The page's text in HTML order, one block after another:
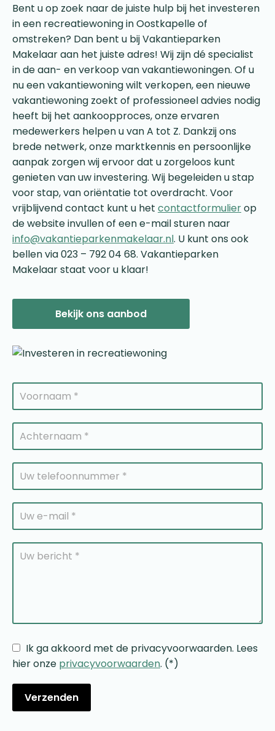
Bent u op zoek naar de juiste hulp bij het investeren
in een recreatiewoning in Oostkapelle of
omstreken? Dan bent u bij Vakantieparken
Makelaar aan het juiste adres! Wij zijn dé specialist
in de aan- en verkoop van vakantiewoningen. Of u
nu een vakantiewoning wilt verkopen, een nieuwe
vakantiewoning zoekt of professioneel advies nodig
heeft bij het aankoopproces, onze ervaren
medewerkers helpen u van A tot Z. Dankzij ons
brede netwerk, onze marktkennis en persoonlijke
aanpak zorgen wij ervoor dat u zorgeloos kunt
genieten van uw investering. Wij begeleiden u stap
voor stap, van oriëntatie tot overdracht. Voor
vrijblijvend contact kunt u het contactformulierop
de website invullen of een e-mail sturen naar
info@vakantieparkenmakelaar.nl. U kunt ons ook
bellen via 023 – 792 04 68. Vakantieparken
Makelaar staat voor u klaar!
Bekijk ons aanbod
Ik ga akkoord met de privacyvoorwaarden. Lees
hier onze privacyvoorwaarden. (*)